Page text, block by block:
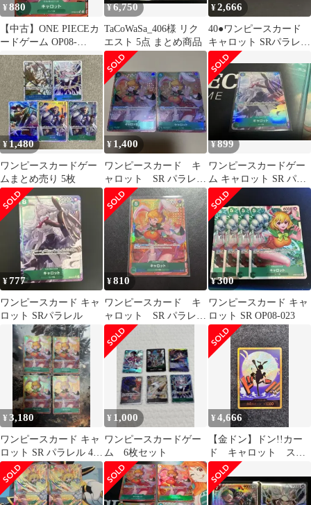
¥880
【中古】ONE PIECEカ
ードゲーム OP08-
023[SR]：(パラレル)キ
ャロット
¥6,750
TaCoWaSa_406様 リク
エスト 5点 まとめ商品
¥2,666
40●ワンピースカード
キャロット SRパラレル
4枚セット TS0604-6
¥1,480
ワンピースカードゲー
ムまとめ売り 5枚
¥ 1,400
ワンピースカード キ
ャロット SR パラレ
ル OP08-023 2枚
¥899
ワンピースカードゲー
ム キャロット SR パラ
レル eb04
¥777
ワンピースカード キャ
ロット SRパラレル
¥810
ワンピースカード キ
ャロット SR パラレ
ル OP08-023
¥300
ワンピースカード キャ
ロット SR OP08-023
¥3,180
ワンピースカード キャ
ロット SR パラレル 4枚
op08 二つの伝説 2
¥ 1,000
ワンピースカードゲー
ム 6枚セット
¥4,666
【金ドン】ドン!!カー
ド キャロット スー
パーパラレル ドンカ
ード